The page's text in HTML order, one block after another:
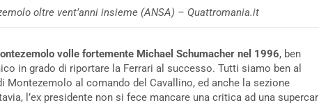
oltre vent’anni insieme (ANSA) – Quattromania.it
volle fortemente Michael Schumacher nel 1996, ben
in grado di riportare la Ferrari al successo. Tutti siamo ben al
al comando del Cavallino, ed anche la sezione
l’ex presidente non si fece mancare una critica ad una supercar